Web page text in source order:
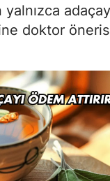
doktor